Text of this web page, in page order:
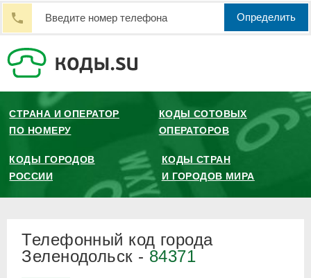
Определить
СТРАНА И ОПЕРАТОР
ПО НОМЕРУ
КОДЫ СОТОВЫХ
ОПЕРАТОРОВ
КОДЫ ГОРОДОВ
РОССИИ
КОДЫ СТРАН
И ГОРОДОВ МИРА
Телефонный код города
Зеленодольск - 84371